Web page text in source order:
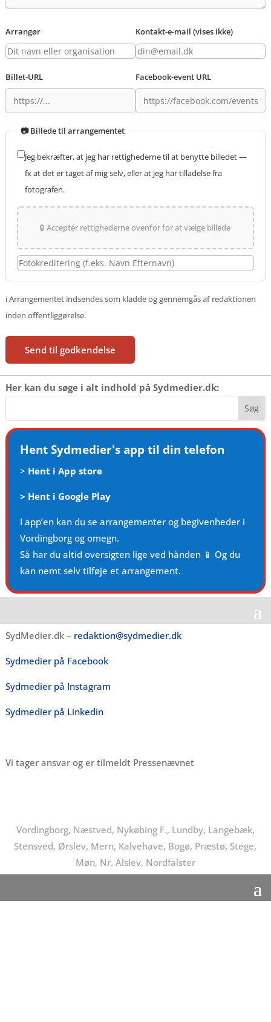
Arrangør Kontakt-e-mail (vises ikke)
Billet-URL Facebook-event URL
📷 Billede til arrangementet
Jeg bekræfter, at jeg har rettighederne til at benytte billedet —
fx at det er taget af mig selv, eller at jeg har tilladelse fra
fotografen.
🔒 Acceptér rettighederne ovenfor for at vælge billede
ℹ️ Arrangementet indsendes som kladde og gennemgås af redaktionen
inden offentliggørelse.
Send til godkendelse
Her kan du søge i alt indhold på Sydmedier.dk:
Hent Sydmedier's app til din telefon
> Hent i App store
> Hent i Google Play
I app’en kan du se arrangementer og begivenheder i
Vordingborg og omegn.
Så har du altid oversigten lige ved hånden 📱 Og du
kan nemt selv tilføje et arrangement.
SydMedier.dk – redaktion@sydmedier.dk
Sydmedier på Facebook
Sydmedier på Instagram
Sydmedier på Linkedin
Vi tager ansvar og er tilmeldt Pressenævnet
Vordingborg, Næstved, Nykøbing F., Lundby, Langebæk,
Stensved, Ørslev, Mern, Kalvehave, Bogø, Præstø, Stege,
Møn, Nr. Alslev, Nordfalster